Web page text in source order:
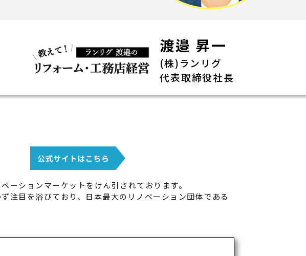
渡邉 昇一
(株)ランリグ
代表取締役社長
ーションマーケットをけん引されております。
注目を浴びており、日本最大のリノベーション団体である